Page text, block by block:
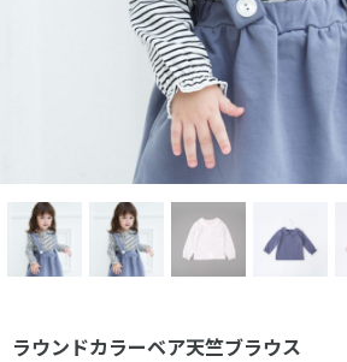
ラウンドカラーベア天竺ブラウス